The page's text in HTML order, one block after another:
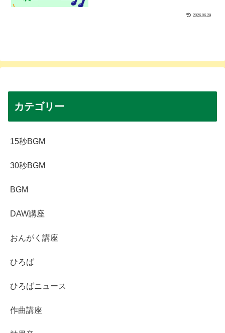
ル：おしゃれ、ゆったり、楽器：和風、
ファンタジー｜ひろば初制作！和風フリ
2026.06.29
カテゴリー
15秒BGM
30秒BGM
BGM
DAW講座
おんがく講座
ひろば
ひろばニュース
作曲講座